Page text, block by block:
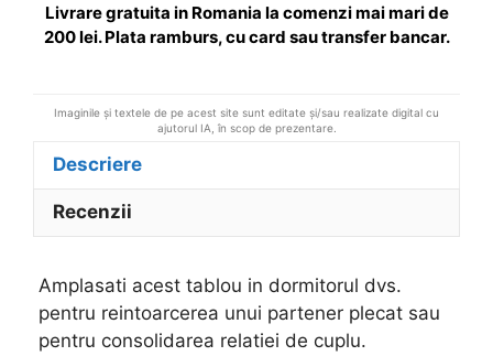
Livrare gratuita in Romania la comenzi mai mari de
200 lei. Plata ramburs, cu card sau transfer bancar.
Imaginile și textele de pe acest site sunt editate și/sau realizate digital cu
ajutorul IA, în scop de prezentare.
Descriere
Recenzii
Amplasati acest tablou in dormitorul dvs.
pentru reintoarcerea unui partener plecat sau
pentru consolidarea relatiei de cuplu.